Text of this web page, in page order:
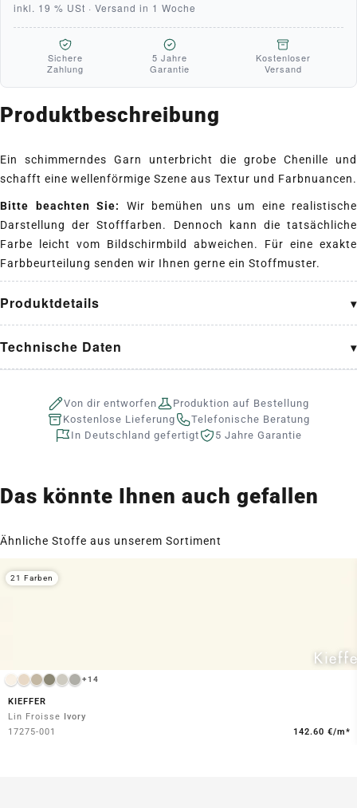
inkl. 19 % USt · Versand in 1 Woche
Sichere
Zahlung
5 Jahre
Garantie
Kostenloser
Versand
Produktbeschreibung
Ein schimmerndes Garn unterbricht die grobe Chenille und
schafft eine wellenförmige Szene aus Textur und Farbnuancen.
Bitte beachten Sie:
Wir bemühen uns um eine realistische
Darstellung der Stofffarben. Dennoch kann die tatsächliche
Farbe leicht vom Bildschirmbild abweichen. Für eine exakte
Farbbeurteilung senden wir Ihnen gerne ein Stoffmuster.
Produktdetails
Technische Daten
Von dir entworfen
Produktion auf Bestellung
Kostenlose Lieferung
Telefonische Beratung
In Deutschland gefertigt
5 Jahre Garantie
Das könnte Ihnen auch gefallen
Ähnliche Stoffe aus unserem Sortiment
+14
KIEFFER
Lin Froisse
Ivory
17275-001
142.60 €/m*
21 Farben